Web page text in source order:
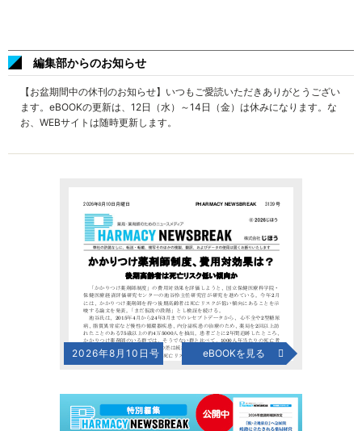
編集部からのお知らせ
【お盆期間中の休刊のお知らせ】いつもご愛読いただきありがとうござい
ます。eBOOKの更新は、12日（水）～14日（金）は休みになります。な
お、WEBサイトは随時更新します。
2026年8月10日号 eBOOKを見る